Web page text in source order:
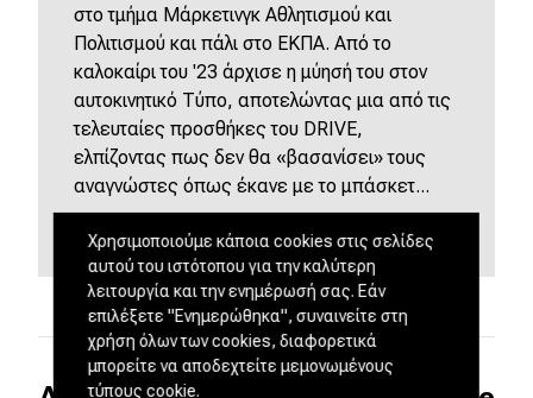
στο τμήμα Μάρκετινγκ Αθλητισμού και
Πολιτισμού και πάλι στο ΕΚΠΑ. Από το
καλοκαίρι του '23 άρχισε η μύησή του στον
αυτοκινητικό Τύπο, αποτελώντας μια από τις
τελευταίες προσθήκες του DRIVE,
ελπίζοντας πως δεν θα «βασανίσει» τους
αναγνώστες όπως έκανε με το μπάσκετ...
Χρησιμοποιούμε κάποια cookies στις σελίδες
αυτού του ιστότοπου για την καλύτερη
λειτουργία και την ενημέρωσή σας. Εάν
επιλέξετε "Ενημερώθηκα", συναινείτε στη
χρήση όλων των cookies, διαφορετικά
μπορείτε να αποδεχτείτε μεμονωμένους
τύπους cookie.